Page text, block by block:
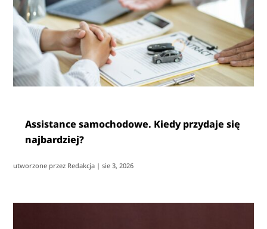
Assistance samochodowe. Kiedy przydaje się
najbardziej?
utworzone przez Redakcja |sie 3, 2026